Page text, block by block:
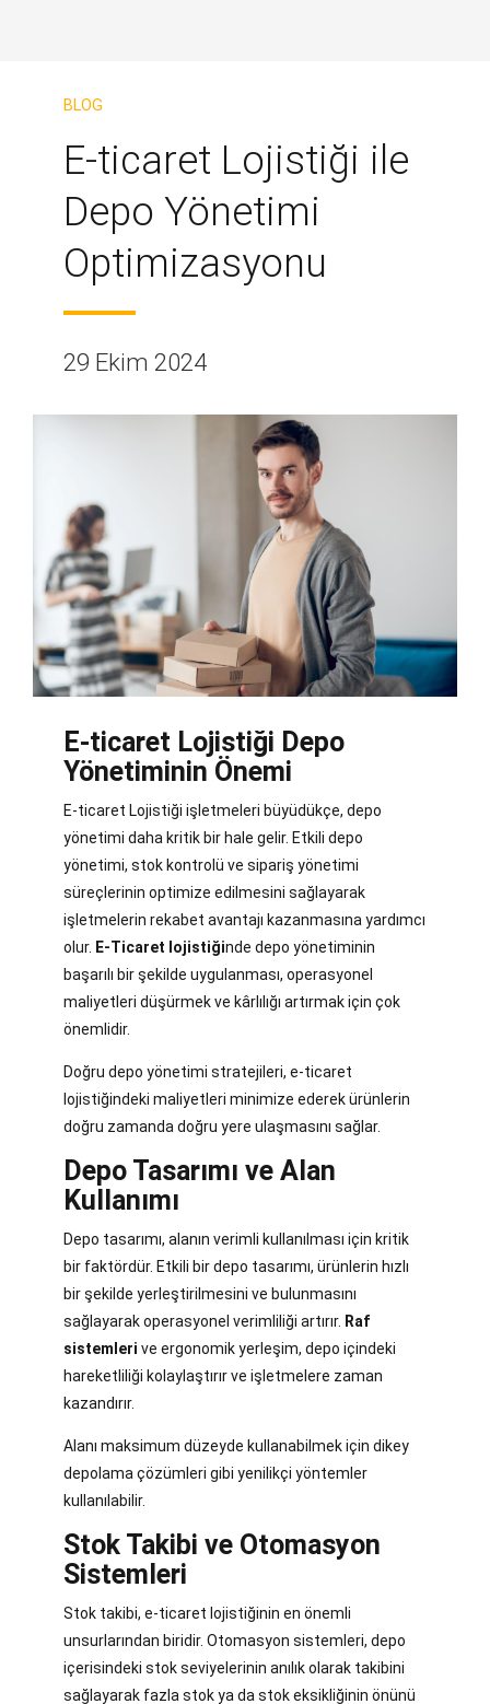
BLOG
E-ticaret Lojistiği ile
Depo Yönetimi
Optimizasyonu
29 Ekim 2024
E-ticaret Lojistiği Depo
Yönetiminin Önemi
E-ticaret Lojistiği işletmeleri büyüdükçe, depo
yönetimi daha kritik bir hale gelir. Etkili depo
yönetimi, stok kontrolü ve sipariş yönetimi
süreçlerinin optimize edilmesini sağlayarak
işletmelerin rekabet avantajı kazanmasına yardımcı
olur. E-Ticaret lojistiğinde depo yönetiminin
başarılı bir şekilde uygulanması, operasyonel
maliyetleri düşürmek ve kârlılığı artırmak için çok
önemlidir.
Doğru depo yönetimi stratejileri, e-ticaret
lojistiğindeki maliyetleri minimize ederek ürünlerin
doğru zamanda doğru yere ulaşmasını sağlar.
Depo Tasarımı ve Alan
Kullanımı
Depo tasarımı, alanın verimli kullanılması için kritik
bir faktördür. Etkili bir depo tasarımı, ürünlerin hızlı
bir şekilde yerleştirilmesini ve bulunmasını
sağlayarak operasyonel verimliliği artırır. Raf
sistemleri ve ergonomik yerleşim, depo içindeki
hareketliliği kolaylaştırır ve işletmelere zaman
kazandırır.
Alanı maksimum düzeyde kullanabilmek için dikey
depolama çözümleri gibi yenilikçi yöntemler
kullanılabilir.
Stok Takibi ve Otomasyon
Sistemleri
Stok takibi, e-ticaret lojistiğinin en önemli
unsurlarından biridir. Otomasyon sistemleri, depo
içerisindeki stok seviyelerinin anılık olarak takibini
sağlayarak fazla stok ya da stok eksikliğinin önünü